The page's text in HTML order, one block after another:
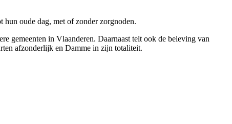
hun oude dag, met of zonder zorgnoden.
gemeenten in Vlaanderen. Daarnaast telt ook de beleving van
afzonderlijk en Damme in zijn totaliteit.